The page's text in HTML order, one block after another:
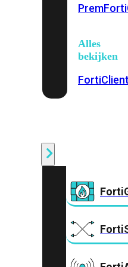
Prem
Alles
bekijken
FortiClient